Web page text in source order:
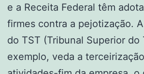
e a Receita Federal têm
firmes contra a pejotização.
do TST (Tribunal Superior do
exemplo, veda a